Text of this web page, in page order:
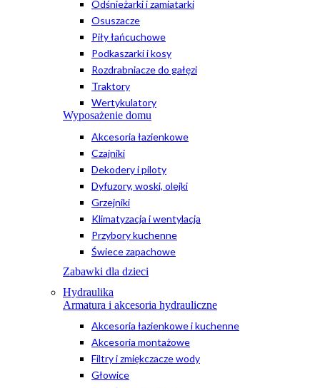
Odśnieżarki i zamiatarki
Osuszacze
Piły łańcuchowe
Podkaszarki i kosy
Rozdrabniacze do gałęzi
Traktory
Wertykulatory
Wyposażenie domu
Akcesoria łazienkowe
Czajniki
Dekodery i piloty
Dyfuzory, woski, olejki
Grzejniki
Klimatyzacja i wentylacja
Przybory kuchenne
Świece zapachowe
Zabawki dla dzieci
Hydraulika
Armatura i akcesoria hydrauliczne
Akcesoria łazienkowe i kuchenne
Akcesoria montażowe
Filtry i zmiękczacze wody
Głowice